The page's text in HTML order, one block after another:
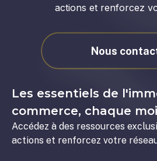
actions et renforcez
Nous
Les essentiels de
commerce, chaque
Accédez à des ressources
actions et renforcez votre